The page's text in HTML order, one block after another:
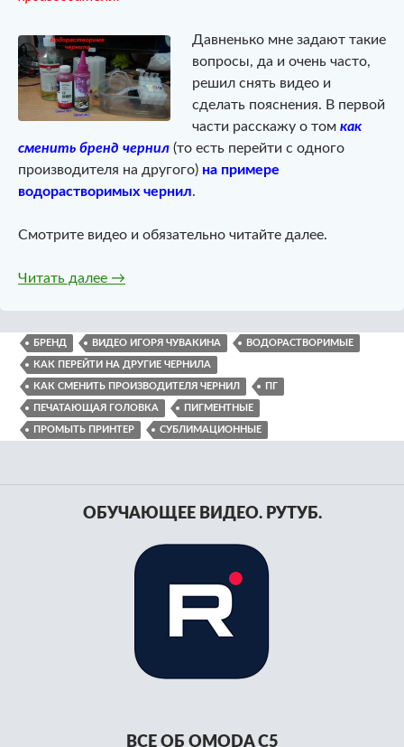
Давненько мне задают такие
вопросы, да и очень часто,
решил снять видео и
сделать пояснения. В первой
части расскажу о том как
сменить бренд чернил (то есть перейти с одного
производителя на другого) на примере
водорастворимых чернил.
Смотрите видео и обязательно читайте далее.
Читать далее Как перейти на другие чернила. Часть 1
→
БРЕНД ВИДЕО ИГОРЯ ЧУВАКИНА ВОДОРАСТВОРИМЫЕ
КАК ПЕРЕЙТИ НА ДРУГИЕ ЧЕРНИЛА
КАК СМЕНИТЬ ПРОИЗВОДИТЕЛЯ ЧЕРНИЛ ПГ
ПЕЧАТАЮЩАЯ ГОЛОВКА ПИГМЕНТНЫЕ
ПРОМЫТЬ ПРИНТЕР СУБЛИМАЦИОННЫЕ
ОБУЧАЮЩЕЕ ВИДЕО. РУТУБ.
ВСЕ ОБ OMODA C5